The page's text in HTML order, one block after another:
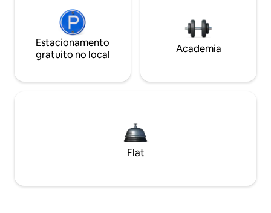
Estacionamento
gratuito no local
Academia
Flat